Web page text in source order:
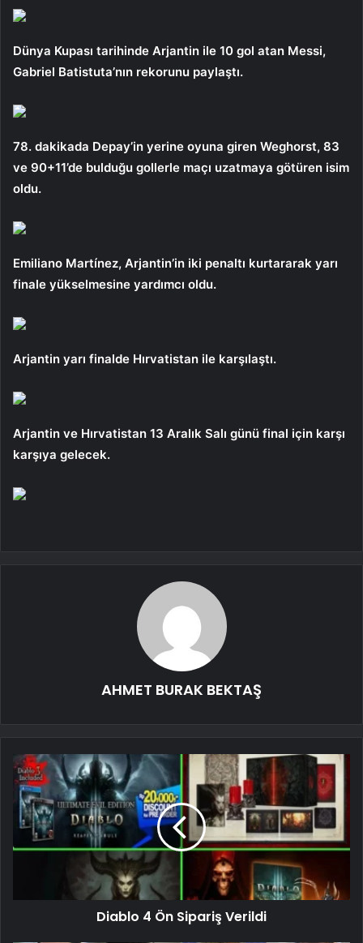
Dünya Kupası tarihinde Arjantin ile 10 gol atan Messi,
Gabriel Batistuta’nın rekorunu paylaştı.
78. dakikada Depay’in yerine oyuna giren Weghorst, 83
ve 90+11’de bulduğu gollerle maçı uzatmaya götüren isim
oldu.
Emiliano Martínez, Arjantin’in iki penaltı kurtararak yarı
finale yükselmesine yardımcı oldu.
Arjantin yarı finalde Hırvatistan ile karşılaştı.
Arjantin ve Hırvatistan 13 Aralık Salı günü final için karşı
karşıya gelecek.
AHMET BURAK BEKTAŞ
Diablo 4 Ön Sipariş Verildi